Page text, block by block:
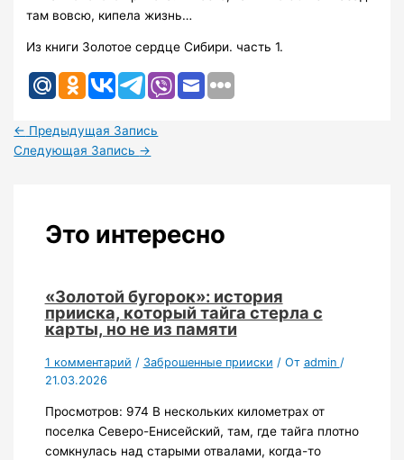
там вовсю, кипела жизнь…
Из книги Золотое сердце Сибири. часть 1.
← Предыдущая Запись
Следующая Запись →
Это интересно
«Золотой бугорок»: история
прииска, который тайга стерла с
карты, но не из памяти
1 комментарий / Заброшенные прииски / От admin /
21.03.2026
Просмотров: 974 В нескольких километрах от
поселка Северо-Енисейский, там, где тайга плотно
сомкнулась над старыми отвалами, когда-то